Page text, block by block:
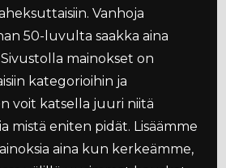
Vanhoja
50-luvulta saakka aina
mainokset on
kategorioihin ja
voit katsella juuri niitä
mistä eniten pidät. Lisäämme
aina kun kerkeämme,